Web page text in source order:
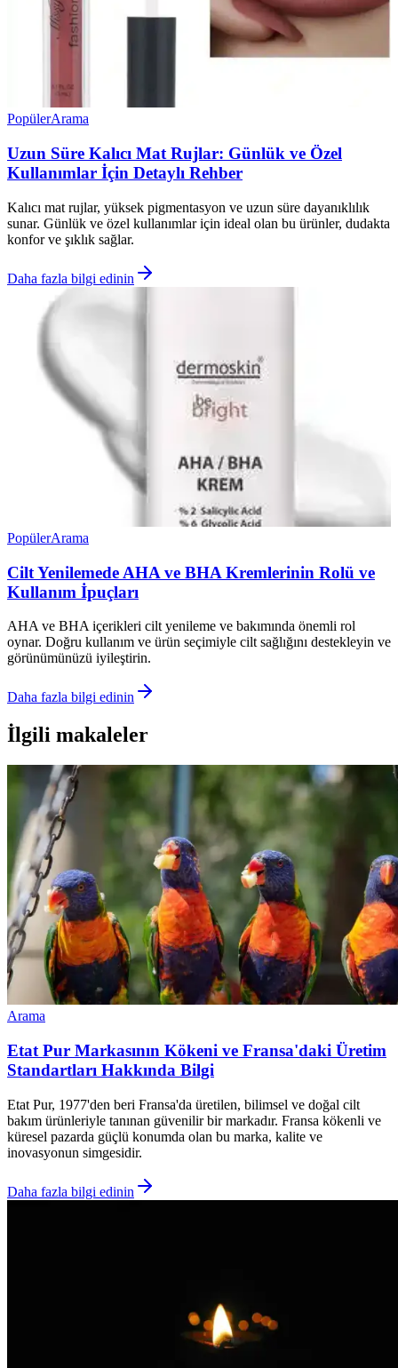
PopülerArama
Uzun Süre Kalıcı Mat Rujlar: Günlük ve Özel
Kullanımlar İçin Detaylı Rehber
Kalıcı mat rujlar, yüksek pigmentasyon ve uzun süre dayanıklılık
sunar. Günlük ve özel kullanımlar için ideal olan bu ürünler, dudakta
konfor ve şıklık sağlar.
Daha fazla bilgi edinin
PopülerArama
Cilt Yenilemede AHA ve BHA Kremlerinin Rolü ve
Kullanım İpuçları
AHA ve BHA içerikleri cilt yenileme ve bakımında önemli rol
oynar. Doğru kullanım ve ürün seçimiyle cilt sağlığını destekleyin ve
görünümünüzü iyileştirin.
Daha fazla bilgi edinin
İlgili makaleler
Arama
Etat Pur Markasının Kökeni ve Fransa'daki Üretim
Standartları Hakkında Bilgi
Etat Pur, 1977'den beri Fransa'da üretilen, bilimsel ve doğal cilt
bakım ürünleriyle tanınan güvenilir bir markadır. Fransa kökenli ve
küresel pazarda güçlü konumda olan bu marka, kalite ve
inovasyonun simgesidir.
Daha fazla bilgi edinin